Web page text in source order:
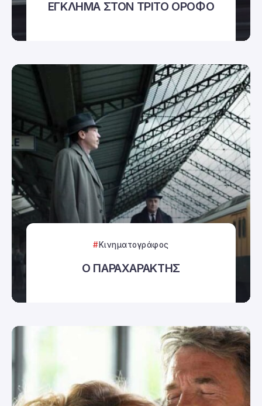
ΕΓΚΛΗΜΑ ΣΤΟΝ ΤΡΙΤΟ ΟΡΟΦΟ
Κινηματογράφος
Ο ΠΑΡΑΧΑΡΑΚΤΗΣ